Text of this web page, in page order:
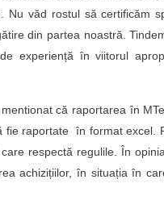
văd rostul să certificăm
din partea noastră.
experiență în viitorul
că raportarea în
raportate în format excel.
respectă regulile. În
achizițiilor, în situația în